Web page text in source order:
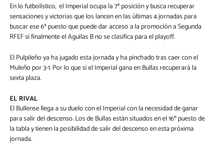
En lo futbolístico, el Imperial ocupa la 7ª posición y busca recuperar
sensaciones y victorias que los lancen en las últimas 4 jornadas para
buscar ese 6ª puesto que puede dar acceso a la promoción a Segunda
RFEF si finalmente el Aguilas B no se clasifica para el playoff.
El Pulpileño ya ha jugado esta jornada y ha pinchado tras caer con el
Muleño por 3-1. Por lo que si el Imperial gana en Bullas recuperará la
sexta plaza.
EL RIVAL
El Bullense llega a su duelo con el Imperial con la necesidad de ganar
para salir del descenso. Los de Bullas están situados en el 16º puesto de
la tabla y tienen la posibilidad de salir del descenso en esta próxima
jornada.